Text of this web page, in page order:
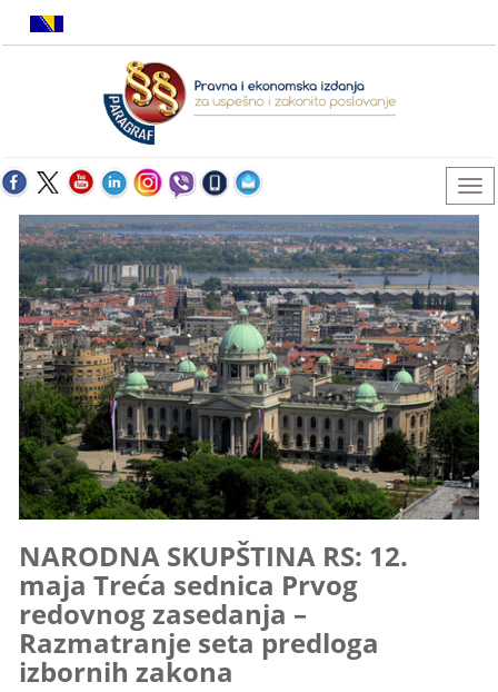
NARODNA SKUPŠTINA RS: 12.
maja Treća sednica Prvog
redovnog zasedanja –
Razmatranje seta predloga
izbornih zakona